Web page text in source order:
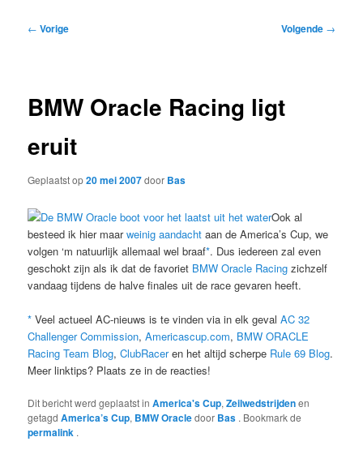
Bericht
← Vorige Volgende →
BMW Oracle Racing ligt
eruit
Geplaatst op20 mei 2007door Bas
Ook al
besteed ik hier maarweinig aandacht aan de America’s Cup, we
volgen ‘m natuurlijk allemaal wel braaf*. Dus iedereen zal even
geschokt zijn als ik dat de favoriet BMW Oracle Racing zichzelf
vandaag tijdens de halve finales uit de race gevaren heeft.
* Veel actueel AC-nieuws is te vinden via in elk gevalAC 32
Challenger Commission,Americascup.com, BMW ORACLE
Racing Team Blog,ClubRaceren het altijd scherpe Rule 69 Blog.
Meer linktips? Plaats ze in de reacties!
Dit bericht werd geplaatst inAmerica's Cup,Zeilwedstrijdenen
getagdAmerica’s Cup, BMW Oracledoor Bas . Bookmark de
permalink .